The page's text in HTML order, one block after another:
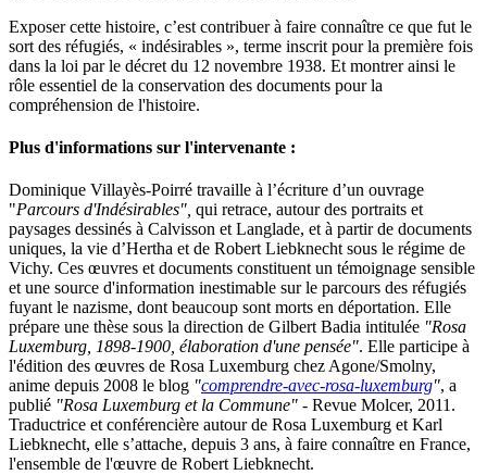
Exposer cette histoire, c’est contribuer à faire connaître ce que fut le
sort des réfugiés, « indésirables », terme inscrit pour la première fois
dans la loi par le décret du 12 novembre 1938. Et montrer ainsi le
rôle essentiel de la conservation des documents pour la
compréhension de l'histoire.
Plus d'informations sur l'intervenante :
Dominique Villayès-Poirré travaille à l’écriture d’un ouvrage
"Parcours d'Indésirables", qui retrace, autour des portraits et
paysages dessinés à Calvisson et Langlade, et à partir de documents
uniques, la vie d’Hertha et de Robert Liebknecht sous le régime de
Vichy. Ces œuvres et documents constituent un témoignage sensible
et une source d'information inestimable sur le parcours des réfugiés
fuyant le nazisme, dont beaucoup sont morts en déportation. Elle
prépare une thèse sous la direction de Gilbert Badia intitulée "Rosa
Luxemburg, 1898-1900, élaboration d'une pensée". Elle participe à
l'édition des œuvres de Rosa Luxemburg chez Agone/Smolny,
anime depuis 2008 le blog "comprendre-avec-rosa-luxemburg", a
publié "Rosa Luxemburg et la Commune" - Revue Molcer, 2011.
Traductrice et conférencière autour de Rosa Luxemburg et Karl
Liebknecht, elle s’attache, depuis 3 ans, à faire connaître en France,
l'ensemble de l'œuvre de Robert Liebknecht.